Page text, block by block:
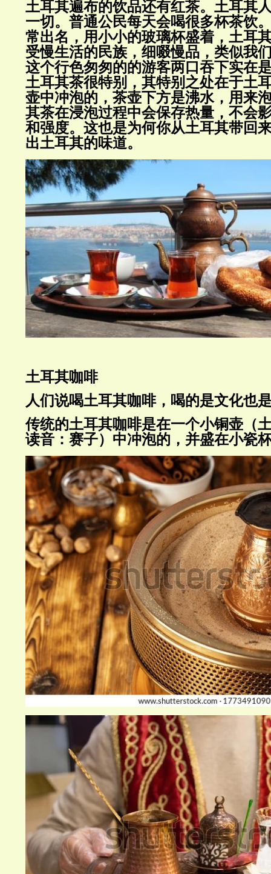
土耳其遍布的饮品还有红茶。土耳其
一切。普通公民每天会喝很多杯茶饮
常出名，用小小的玻璃杯盛着，土耳
受慢生活的民族，细啜慢品，类似我
这个行色匆匆的的游客两口吞下实在
土耳其茶很特别，其特别之处在于土
壶中冲泡的，茶壶下方是沸水，用来
其茶在浸泡过程中会保存热量，不会
和强度。这也是为何你从土耳其带回
出土耳其的味道。
土耳其咖啡
人们说喝土耳其咖啡，喝的是文化也
传统的土耳其咖啡是在一个小铜壶（
读音：赛子）中冲泡的，并盛在小瓷